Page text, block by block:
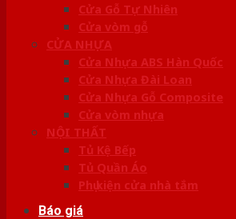
Cửa Gỗ Tự Nhiên
Cửa vòm gỗ
CỬA NHỰA
Cửa Nhựa ABS Hàn Quốc
Cửa Nhựa Đài Loan
Cửa Nhựa Gỗ Composite
Cửa vòm nhựa
NỘI THẤT
Tủ Kệ Bếp
Tủ Quần Áo
Phụ kiện cửa nhà tắm
Báo giá